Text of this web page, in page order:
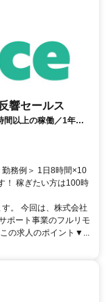
響セールス
間以上の稼働／1年目
取りなし提案のみ／
務例＞ 1日8時間×10
！ 稼ぎたい方は100時
。 今回は、株式会社
ポート事業のフルリモ
の求人のポイント▼...